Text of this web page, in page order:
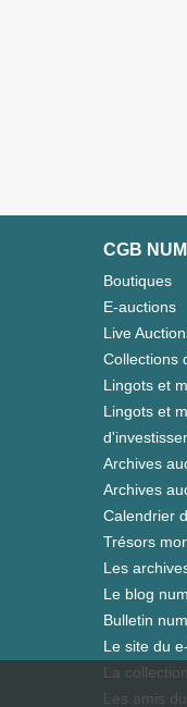
CGB
Boutiques
E-auctions
Live
Collections
Lingots et
Lingots et
Archives
Archives
Calendrier
Trésors
Les
Le blog
Bulletin
Le site du
La
Les amis